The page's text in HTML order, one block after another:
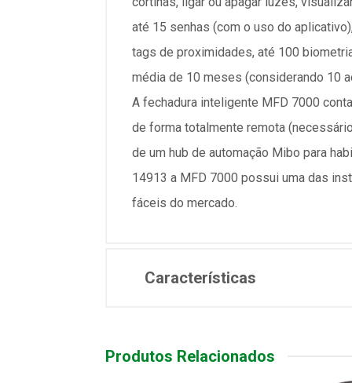
até 15 senhas (com o uso do
tags de proximidades, até 100
média de 10 meses (considerando 10
A fechadura inteligente MFD 7000
de forma totalmente remota
de um hub de automação Mibo para
14913 a MFD 7000 possui uma das
fáceis do mercado.
Características
Produtos Relacionados